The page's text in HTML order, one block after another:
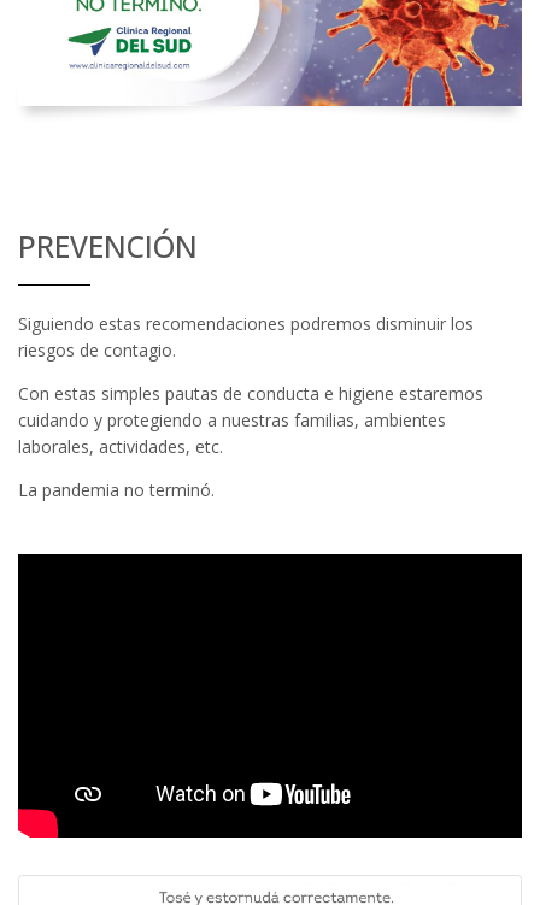
PREVENCIÓN
Siguiendo estas recomendaciones podremos disminuir los
riesgos de contagio.
Con estas simples pautas de conducta e higiene estaremos
cuidando y protegiendo a nuestras familias, ambientes
laborales, actividades, etc.
La pandemia no terminó.